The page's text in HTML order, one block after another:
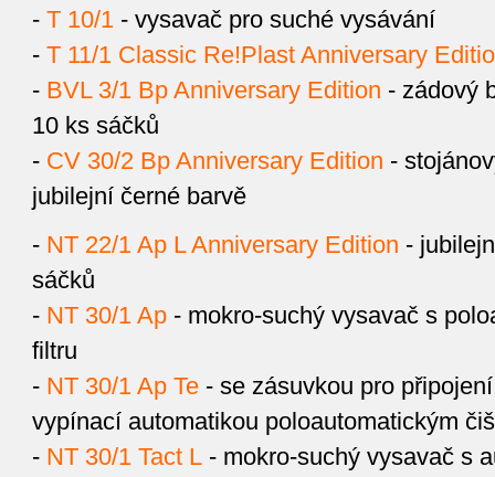
- T 10/1- vysavač pro suché vysávání
- T 11/1 Classic Re!Plast Anniversary
- BVL 3/1 Bp Anniversary Edition - zádový
10 ks sáčků
- CV 30/2 Bp Anniversary Edition -
jubilejní černé barvě
- NT 22/1 Ap L Anniversary Edition -
sáčků
- NT 30/1 Ap- mokro-suchý vysavač s
filtru
- NT 30/1 Ap Te- se zásuvkou pro
vypínací automatikou poloautomatickým
- NT 30/1 Tact L- mokro-suchý vysavač s